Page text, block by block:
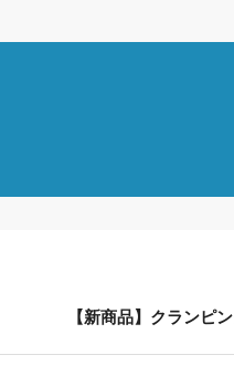
【新商品】クランピ